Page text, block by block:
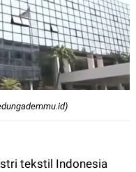
tekstil Indonesia